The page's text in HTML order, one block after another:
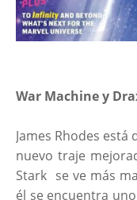
War Machine y
James Rhodes
nuevo traje
Stark se ve más
él se encuentra